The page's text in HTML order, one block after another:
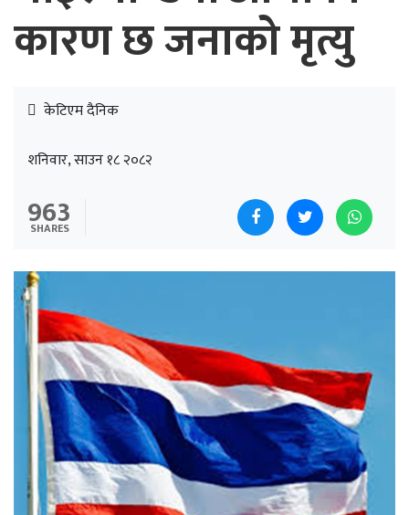
कारण छ जनाको मृत्यु
केटिएम दैनिक
शनिवार, साउन १८ २०८२
963
SHARES